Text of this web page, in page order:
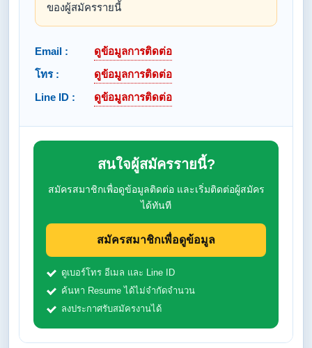
ของผู้สมัครรายนี้
Email :
ดูข้อมูลการติดต่อ
โทร :
ดูข้อมูลการติดต่อ
Line ID :
ดูข้อมูลการติดต่อ
สนใจผู้สมัครรายนี้?
สมัครสมาชิกเพื่อดูข้อมูลติดต่อ และเริ่มติดต่อผู้สมัคร
ได้ทันที
สมัครสมาชิกเพื่อดูข้อมูล
ดูเบอร์โทร อีเมล และ Line ID
ค้นหา Resume ได้ไม่จำกัดจำนวน
ลงประกาศรับสมัครงานได้